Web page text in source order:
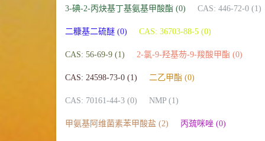
3-碘-2-丙炔基丁基氨基甲酸酯 (0) CAS: 446-72-0 (1)
二糠基二硫醚 (0) CAS: 36703-88-5 (0)
CAS: 56-69-9 (1) 2-氯-9-羟基芴-9-羧酸甲酯 (0)
CAS: 24598-73-0 (1) 二乙甲酯 (0)
CAS: 70161-44-3 (0) NMP (1)
甲氨基阿维菌素苯甲酸盐 (2) 丙巯咪唑 (0)